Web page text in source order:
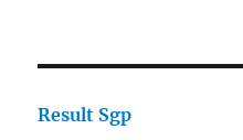
Result Sgp